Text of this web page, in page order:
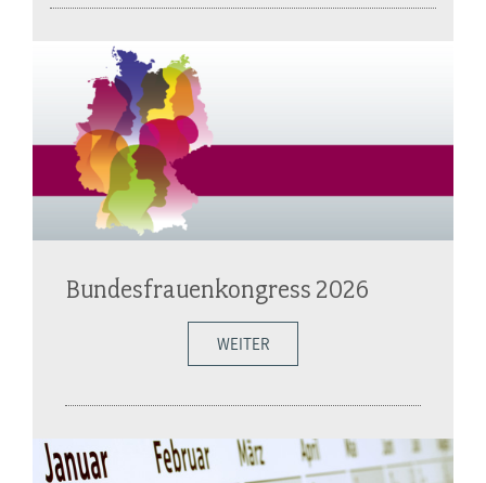
Bundesfrauenkongress 2026
WEITER